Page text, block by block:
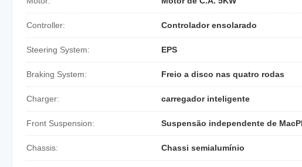
Controller: Controlador ensolarado
Steering System: EPS
Braking System: Freio a disco nas quatro rodas
Charger: carregador inteligente
Front Suspension: Suspensão independente de
Chassis: Chassi semialumínio